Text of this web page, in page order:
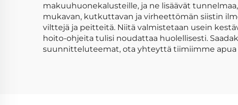
makuuhuonekalusteille, ja ne lisäävät
mukavan, kutkuttavan ja virheettömän siistin
vilttejä ja peitteitä. Niitä valmistetaan usein
hoito-ohjeita tulisi noudattaa huolellisesti.
suunnitteluteemat, ota yhteyttä tiimiimme apua